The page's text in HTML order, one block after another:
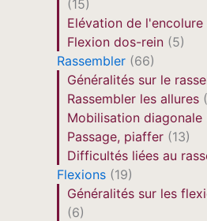
(15)
Elévation de l'encolure
Flexion dos-rein (5)
Rassembler (66)
Généralités sur le
Rassembler les allures
Mobilisation diagonale
Passage, piaffer (13)
Difficultés liées au
Flexions (19)
Généralités sur les
(6)